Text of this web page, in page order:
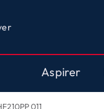
Aspirer
011